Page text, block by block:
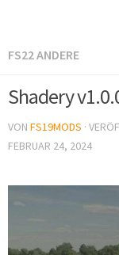
FS22 ANDERE
Shadery
VON FS19MODS ·
FEBRUAR 24, 2024